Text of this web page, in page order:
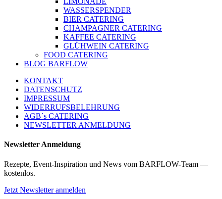
WASSERSPENDER
BIER CATERING
CHAMPAGNER CATERING
KAFFEE CATERING
GLÜHWEIN CATERING
FOOD CATERING
BLOG BARFLOW
KONTAKT
DATENSCHUTZ
IMPRESSUM
WIDERRUFSBELEHRUNG
AGB´s CATERING
NEWSLETTER ANMELDUNG
Newsletter Anmeldung
Rezepte, Event-Inspiration und News vom BARFLOW-Team —
kostenlos.
Jetzt Newsletter anmelden